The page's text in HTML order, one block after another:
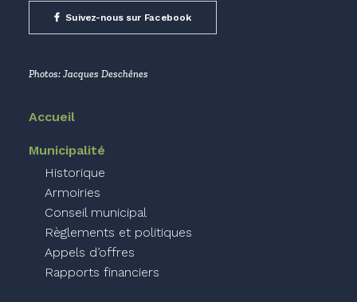
Suivez-nous sur Facebook
Photos: Jacques Deschênes
Accueil
Municipalité
Historique
Armoiries
Conseil municipal
Règlements et politiques
Appels d’offres
Rapports financiers